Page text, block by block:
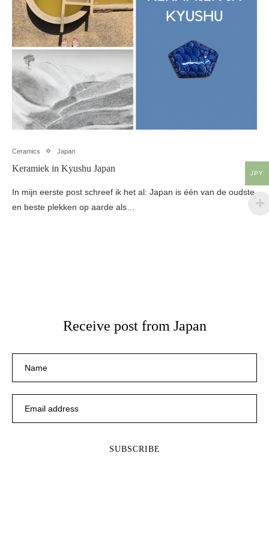
Ceramics Japan
Keramiek in Kyushu Japan
In mijn eerste post schreef ik het al: Japan is één van de oudste
en beste plekken op aarde als…
Receive post from Japan
JPY